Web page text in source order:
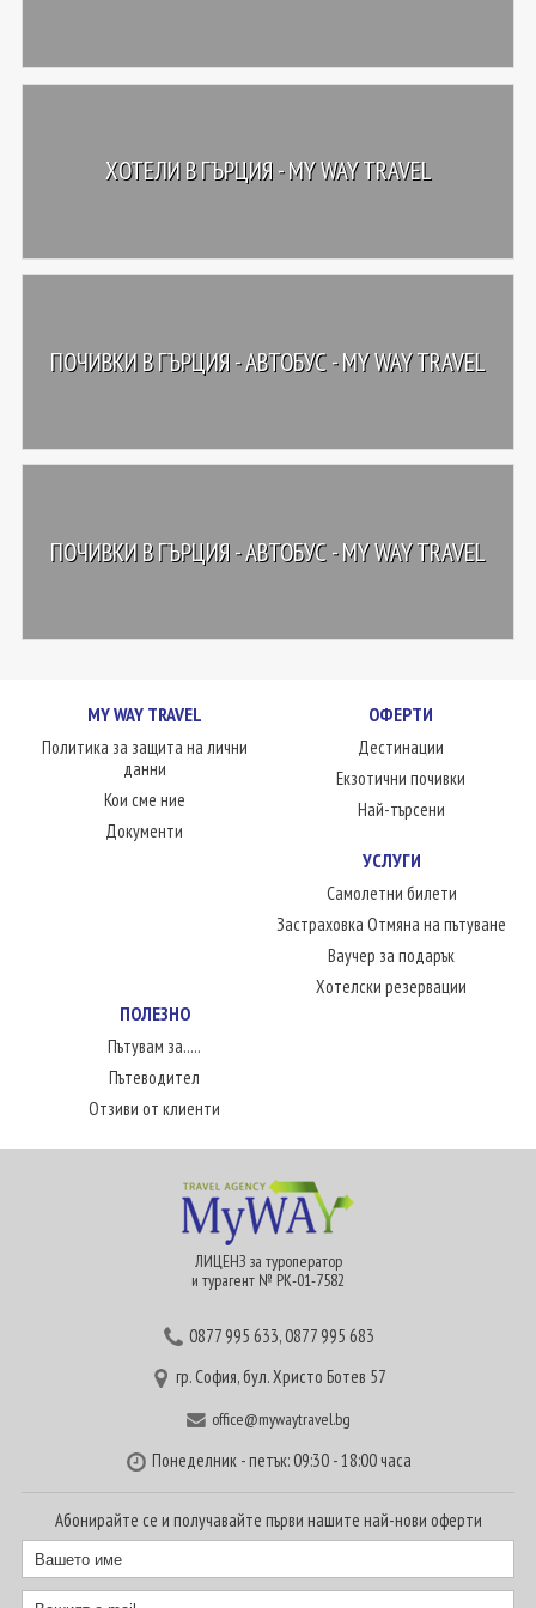
ХОТЕЛИ В ГЪРЦИЯ - MY WAY TRAVEL
ПОЧИВКИ В ГЪРЦИЯ - АВТОБУС - MY WAY TRAVEL
ПОЧИВКИ В ГЪРЦИЯ - АВТОБУС - MY WAY TRAVEL
MY WAY TRAVEL
Политика за защита на лични
данни
Кои сме ние
Документи
ОФЕРТИ
Дестинации
Екзотични почивки
Най-търсени
УСЛУГИ
Самолетни билети
Застраховка Отмяна на пътуване
Ваучер за подарък
Хотелски резервации
ПОЛЕЗНО
Пътувам за.....
Пътеводител
Отзиви от клиенти
ЛИЦЕНЗ за туроператор
и турагент № РК-01-7582
0877 995 633,0877 995 683
гр. София, бул. Христо Ботев 57
office@mywaytravel.bg
Понеделник - петък: 09:30 - 18:00 часа
Абонирайте се и получавайте първи нашите най-нови оферти